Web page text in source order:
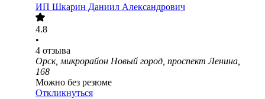
ИП Шкарин Даниил Александрович
4.8
•
4 отзыва
Орск, микрорайон Новый город, проспект Ленина,
168
Можно без резюме
Откликнуться